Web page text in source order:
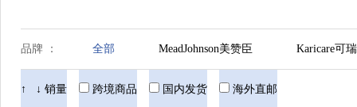
品牌 ： 全部 MeadJohnson美赞臣 Karicare可
Hero Baby美素 Nutrilon荷兰牛栏
↑ ↓ 销量 跨境商品 国内发货 海外直邮